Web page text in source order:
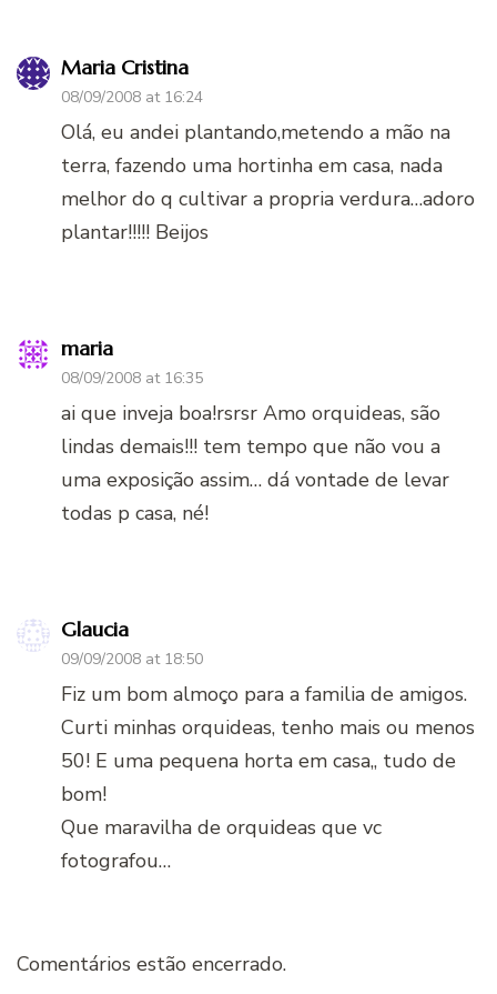
Maria Cristina
08/09/2008 at 16:24
Olá, eu andei plantando,metendo a mão na
terra, fazendo uma hortinha em casa, nada
melhor do q cultivar a propria verdura…adoro
plantar!!!!! Beijos
maria
08/09/2008 at 16:35
ai que inveja boa!rsrsr Amo orquideas, são
lindas demais!!! tem tempo que não vou a
uma exposição assim… dá vontade de levar
todas p casa, né!
Glaucia
09/09/2008 at 18:50
Fiz um bom almoço para a familia de amigos.
Curti minhas orquideas, tenho mais ou menos
50! E uma pequena horta em casa,, tudo de
bom!
Que maravilha de orquideas que vc
fotografou…
Comentários estão encerrado.